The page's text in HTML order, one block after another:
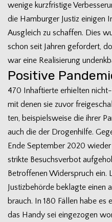
wenige kurz­fris­tige
die Ham­bur­ger Jus­tiz eini­gen
Aus­gleich zu schaf­fen. Dies
schon seit Jah­ren gefor­dert,
war eine Rea­li­sie­rung
Positive
470 Inhaf­tierte erhiel­ten
mit denen sie zuvor
ten, bei­spiels­weise die ihrer
auch die der Dro­gen­hilfe.
Ende Sep­tem­ber 2020
strikte Besuchs­ver­bot
Betrof­fe­nen Wider­spruch ein.
Jus­tiz­be­hörde beklagte
brauch. In 180 Fäl­len habe es
das Handy sei ein­ge­zo­gen